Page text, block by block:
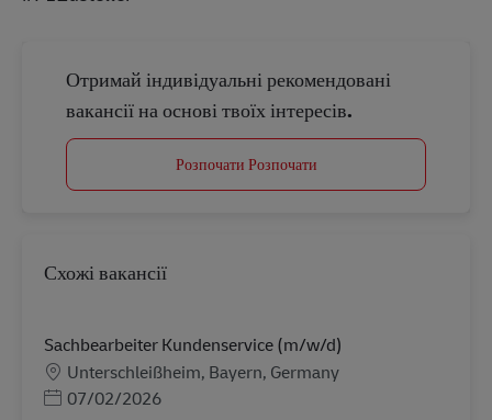
Отримай індивідуальні рекомендовані
вакансії на основі твоїх інтересів.
Розпочати Розпочати
Схожі вакансії
Sachbearbeiter Kundenservice (m/w/d)
Місцезнаходження
Unterschleißheim, Bayern, Germany
Posted Date
07/02/2026